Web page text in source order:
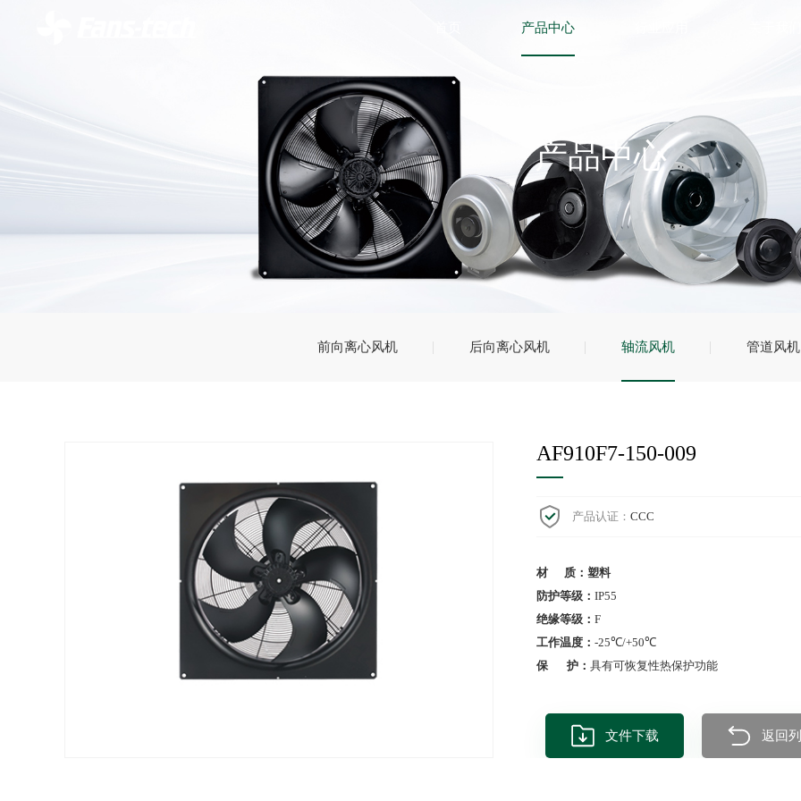
产品中心
产品中心
前向离心风机 后向离心风机 轴流风机 管道风机
AF910F7-150-009
产品认证： CCC
材 质：塑料
防护等级： IP55
绝缘等级： F
工作温度： -25℃/+50℃
保 护： 具有可恢复性热保护功能
文件下载 返回